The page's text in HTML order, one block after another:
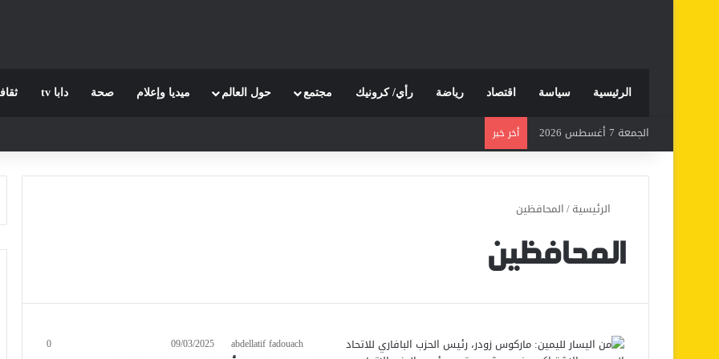
الرئيسية سياسة اقتصاد رياضة رأي/ كرونيك مجتمع حول العالم ميديا وإعلام صحة دابا tv
الجمعة 7 أغسطس 2026 أخر خبر
الرئيسية/المحافظين
المحافظين
abdellatif fadouach
09/03/2025
0